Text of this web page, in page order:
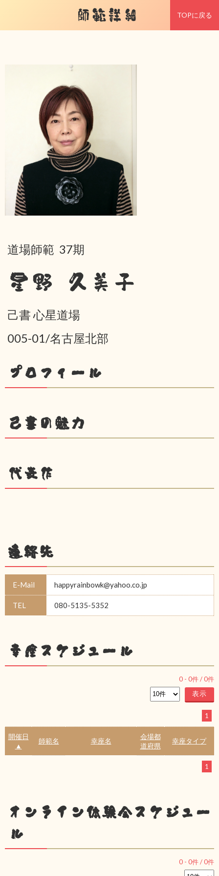
師範詳細 TOPに戻る
道場師範 37期
星野 久美子
己書 心星道場
005-01/名古屋北部
プロフィール
己書の魅力
代表作
連絡先
E-Mail happyrainbowk@yahoo.co.jp
TEL 080-5135-5352
幸座スケジュール
0 - 0件 /0件
1
開催日
▲
師範名 幸座名
会場都
道府県
幸座タイプ
1
オンライン体験会スケジュー
ル
0 - 0件 /0件